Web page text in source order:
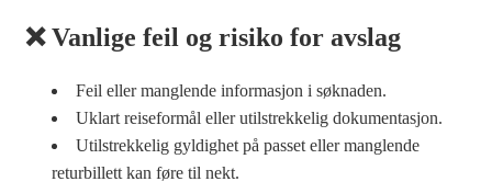
❌ Vanlige feil og risiko for avslag
Feil eller manglende informasjon i søknaden.
Uklart reiseformål eller utilstrekkelig dokumentasjon.
Utilstrekkelig gyldighet på passet eller manglende
returbillett kan føre til nekt.